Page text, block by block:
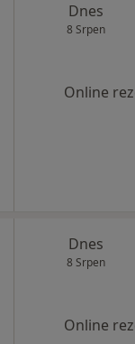
Dnes
8 Srpen
Online
Dnes
8 Srpen
Online